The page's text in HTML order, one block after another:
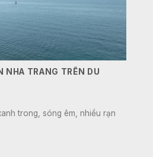
NHA TRANG TRÊN DU
trong, sóng êm, nhiều rạn